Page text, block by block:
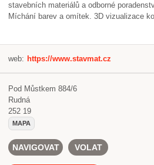
stavebních materiálů a odborné
Míchání barev a omítek. 3D vizualizace
web: https://www.stavmat.cz
Pod Můstkem 884/6
Rudná
252 19
MAPA
NAVIGOVAT VOLAT